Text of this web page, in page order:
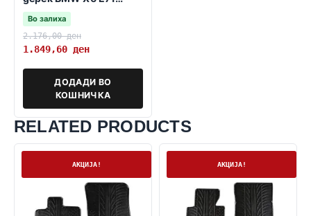
2008–2014
Во залиха
2.176,00ден
1.849,60 ден
ДОДАДИ ВО
КОШНИЧКА
RELATED PRODUCTS
АКЦИЈА! АКЦИЈА!